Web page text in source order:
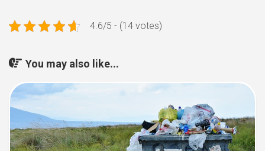
4.6/5 - (14 votes)
You may also like...